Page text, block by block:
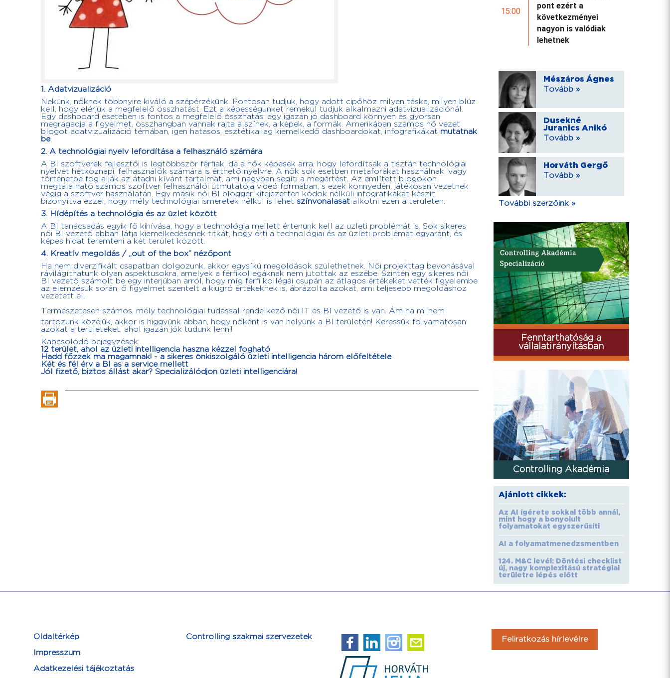
1. Adatvizualizáció
Nekünk, nőknek többnyire kiváló a szépérzékünk. Pontosan tudjuk, hogy adott cipőhöz milyen táska, milyen blúz
kell, hogy elérjük a megfelelő összhatást. Ezt a képességünket remekül tudjuk alkalmazni adatvizualizációnál.
Egy dashboard esetében is fontos a megfelelő összhatás: egy igazán jó dashboard könnyen és gyorsan
megragadja a figyelmet, összhangban vannak rajta a színek, a képek, a formák. Amerikában számos nő vezet
blogot adatvizualizáció témában, igen hatásos, esztétikailag kiemelkedő dashboardokat, infografikákat mutatnak
be.
2. A technológiai nyelv lefordítása a felhasználó számára
A BI szoftverek fejlesztői is legtöbbször férfiak, de a nők képesek arra, hogy lefordítsák a tisztán technológiai
nyelvet hétköznapi, felhasználók számára is érthető nyelvre. A nők sok esetben metaforákat használnak, vagy
történetbe foglalják az átadni kívánt tartalmat, ami nagyban segíti a megértést. Az említett blogokon
megtalálható számos szoftver felhasználói útmutatója videó formában, s ezek könnyedén, játékosan vezetnek
végig a szoftver használatán. Egy másik női BI blogger kifejezetten kódok nélküli infografikákat készít,
bizonyítva ezzel, hogy mély technológiai ismeretek nélkül is lehet színvonalasat alkotni ezen a területen.
3. Hídépítés a technológia és az üzlet között
A BI tanácsadás egyik fő kihívása, hogy a technológia mellett értenünk kell az üzleti problémát is. Sok sikeres
női BI vezető abban látja kiemelkedésének titkát, hogy érti a technológiai és az üzleti problémát egyaránt, és
képes hidat teremteni a két terület között.
4. Kreatív megoldás / „out of the box” nézőpont
Ha nem diverzifikált csapatban dolgozunk, akkor egysíkú megoldások születhetnek. Női projekttag bevonásával
rávilágíthatunk olyan aspektusokra, amelyek a férfikollegáknak nem jutottak az eszébe. Szintén egy sikeres női
BI vezető számolt be egy interjúban arról, hogy míg férfi kollégái csupán az átlagos értékeket vették figyelembe
az elemzésük során, ő figyelmet szentelt a kiugró értékeknek is, ábrázolta azokat, ami teljesebb megoldáshoz
vezetett el.
Természetesen számos, mély technológiai tudással rendelkező női IT és BI vezető is van. Ám ha mi nem
tartozunk közéjük, akkor is higgyünk abban, hogy nőként is van helyünk a BI területén! Keressük folyamatosan
azokat a területeket, ahol igazán jók tudunk lenni!
Kapcsolódó bejegyzések:
12 terület, ahol az üzleti intelligencia haszna kézzel fogható
Hadd főzzek ma magamnak! - a sikeres önkiszolgáló üzleti intelligencia három előfeltétele
Két és fél érv a BI as a service mellett
Jól fizető, biztos állást akar? Specializálódjon üzleti intelligenciára!
15:00
pont ezért a
következményei
nagyon is valódiak
lehetnek
Mészáros Ágnes
Tovább »
Dusekné
Juranics Anikó
Tovább »
Horváth Gergő
Tovább »
További szerzőink »
Fenntarthatóság a
vállalatirányításban
Controlling Akadémia
Ajánlott cikkek:
Az AI ígérete sokkal több annál,
mint hogy a bonyolult
folyamatokat egyszerűsíti
AI a folyamatmenedzsmentben
124. M&C levél: Döntési checklist
új, nagy komplexitású stratégiai
területre lépés előtt
Oldaltérkép
Impresszum
Adatkezelési tájékoztatás
Controlling szakmai szervezetek Feliratkozás hírlevélre